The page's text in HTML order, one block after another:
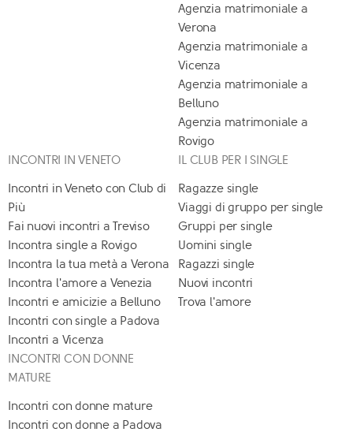
Agenzia matrimoniale a
Verona
Agenzia matrimoniale a
Vicenza
Agenzia matrimoniale a
Belluno
Agenzia matrimoniale a
Rovigo
INCONTRI IN VENETO
Incontri in Veneto con Club di
Più
Fai nuovi incontri a Treviso
Incontra single a Rovigo
Incontra la tua metà a Verona
Incontra l'amore a Venezia
Incontri e amicizie a Belluno
Incontri con single a Padova
Incontri a Vicenza
IL CLUB PER I SINGLE
Ragazze single
Viaggi di gruppo per single
Gruppi per single
Uomini single
Ragazzi single
Nuovi incontri
Trova l'amore
INCONTRI CON DONNE
MATURE
Incontri con donne mature
Incontri con donne a Padova